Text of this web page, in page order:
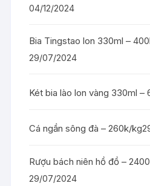
04/12/2024
Bia Tingstao lon 330ml –
29/07/2024
Két bia lào lon vàng 330ml –
Cá ngần sông đà – 260k/kg
Rượu bách niên hồ đồ –
29/07/2024